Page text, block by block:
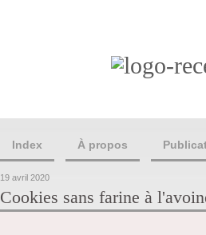
Index À propos
19 avril 2020
Cookies sans farine à